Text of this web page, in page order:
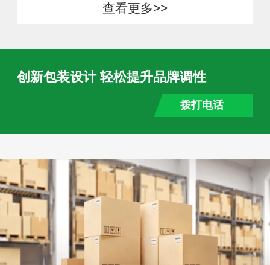
查看更多>>
创新包装设计 轻松提升品牌调性
拨打电话